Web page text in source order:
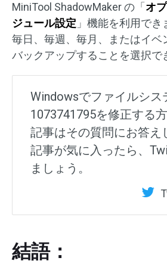
MiniTool ShadowMaker の「 オ
ジュール設定 」機能を利用でき
毎日、毎週、毎月、またはイベ
バックアップすることを選択で
Windowsでファイルシス
1073741795を修正する
記事はその質問にお答え
記事が気に入ったら、
ましょう。
結語：